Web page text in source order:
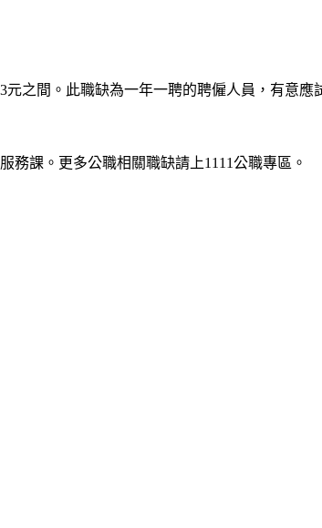
元之間。此職缺為一年一聘的聘僱人員，有意
務課。更多公職相關職缺請上1111公職專區。